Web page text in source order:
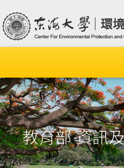
教育部 資訊